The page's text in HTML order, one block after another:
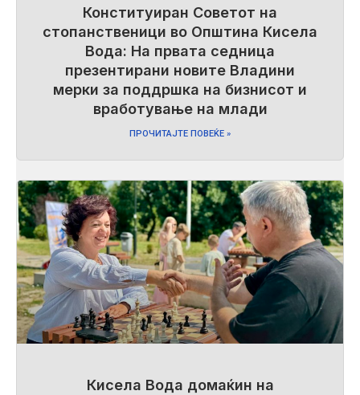
Конституиран Советот на
стопанственици во Општина Кисела
Вода: На првата седница
презентирани новите Владини
мерки за поддршка на бизнисот и
вработување на млади
ПРОЧИТАЈТЕ ПОВЕЌЕ »
Кисела Вода домаќин на